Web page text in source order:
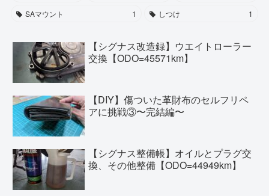
SAマウント
1 しつけ 1
【シグナス改造録】ウエイトローラー
交換【ODO=45571km】
【DIY】傷ついた革財布のセルフリペ
アに挑戦③〜完結編〜
【シグナス整備帳】オイルとプラグ交
換、その他整備【ODO=44949km】